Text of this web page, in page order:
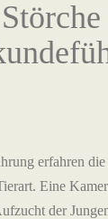
erfahren
Eine
der